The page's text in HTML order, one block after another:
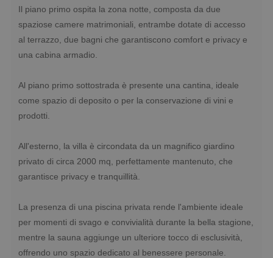
Il piano primo ospita la zona notte, composta da due
spaziose camere matrimoniali, entrambe dotate di accesso
al terrazzo, due bagni che garantiscono comfort e privacy e
una cabina armadio.
Al piano primo sottostrada è presente una cantina, ideale
come spazio di deposito o per la conservazione di vini e
prodotti.
All'esterno, la villa è circondata da un magnifico giardino
privato di circa 2000 mq, perfettamente mantenuto, che
garantisce privacy e tranquillità.
La presenza di una piscina privata rende l'ambiente ideale
per momenti di svago e convivialità durante la bella stagione,
mentre la sauna aggiunge un ulteriore tocco di esclusività,
offrendo uno spazio dedicato al benessere personale.